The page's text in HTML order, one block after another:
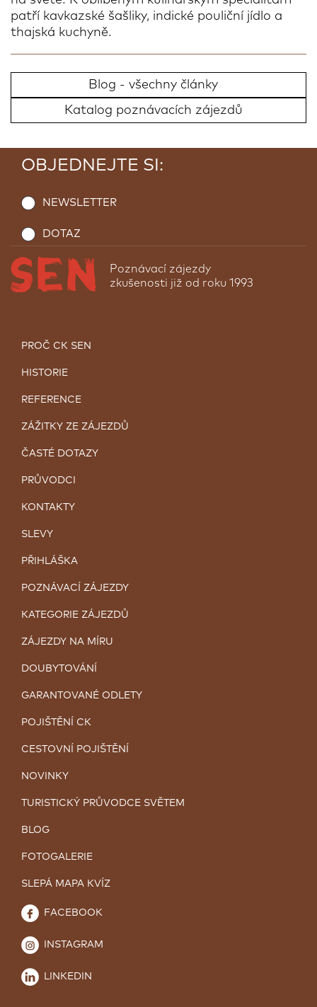
patří kavkazské šašliky, indické pouliční jídlo a
thajská kuchyně.
Blog - všechny články
Katalog poznávacích zájezdů
OBJEDNEJTE SI:
NEWSLETTER
DOTAZ
Poznávací zájezdy
zkušenosti již od roku 1993
PROČ CK SEN
HISTORIE
REFERENCE
ZÁŽITKY ZE ZÁJEZDŮ
ČASTÉ DOTAZY
PRŮVODCI
KONTAKTY
SLEVY
PŘIHLÁŠKA
POZNÁVACÍ ZÁJEZDY
KATEGORIE ZÁJEZDŮ
ZÁJEZDY NA MÍRU
DOUBYTOVÁNÍ
GARANTOVANÉ ODLETY
POJIŠTĚNÍ CK
CESTOVNÍ POJIŠTĚNÍ
NOVINKY
TURISTICKÝ PRŮVODCE SVĚTEM
BLOG
FOTOGALERIE
SLEPÁ MAPA KVÍZ
FACEBOOK
INSTAGRAM
LINKEDIN